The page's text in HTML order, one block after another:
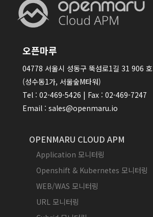
오픈마루
04778 서울시 성동구 뚝섬로1길 31 906 호
(성수동1가, 서울숲M타워)
Tel : 02-469-5426 | Fax : 02-469-7247
Email : sales@openmaru.io
OPENMARU CLOUD APM
Application 모니터링
Openshift & Kubernetes 모니터링
WEB/WAS 모니터링
URL 모니터링